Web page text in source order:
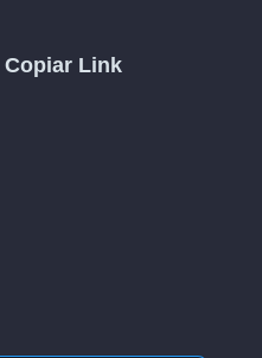
Copiar Link